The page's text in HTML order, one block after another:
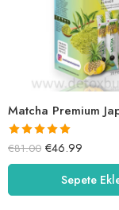
5 üzerinden
5.00oy aldı
€81.00 €46.99
Sepete